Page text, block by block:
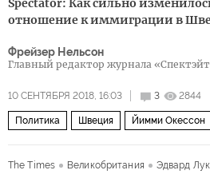
Spectator: Как сильно
отношение к иммиграции в
Фрейзер Нельсон
Главный редактор журнала
10 СЕНТЯБРЯ 2018, 16:03 3 2844
Политика Швеция Йимми Окессон
The Times Великобритания Эдвард